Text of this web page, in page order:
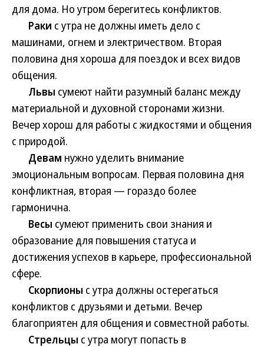
для дома. Но утром берегитесь конфликтов.
Раки с утра не должны иметь дело с
машинами, огнем и электричеством. Вторая
половина дня хороша для поездок и всех видов
общения.
Львы сумеют найти разумный баланс между
материальной и духовной сторонами жизни.
Вечер хорош для работы с жидкостями и общения
с природой.
Девам нужно уделить внимание
эмоциональным вопросам. Первая половина дня
конфликтная, вторая — гораздо более
гармонична.
Весы сумеют применить свои знания и
образование для повышения статуса и
достижения успехов в карьере, профессиональной
сфере.
Скорпионы с утра должны остерегаться
конфликтов с друзьями и детьми. Вечер
благоприятен для общения и совместной работы.
Стрельцы с утра могут попасть в